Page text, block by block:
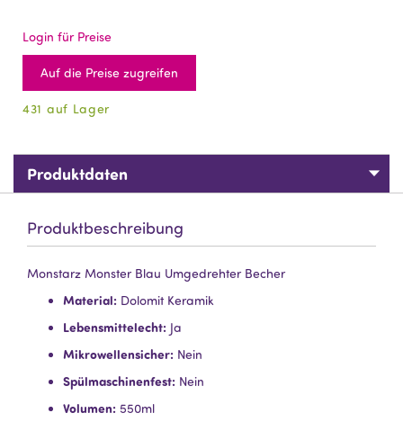
Login für Preise
Auf die Preise zugreifen
431 auf Lager
Produktdaten
Produktbeschreibung
Monstarz Monster Blau Umgedrehter Becher
Material: Dolomit Keramik
Lebensmittelecht: Ja
Mikrowellensicher: Nein
Spülmaschinenfest: Nein
Volumen: 550ml